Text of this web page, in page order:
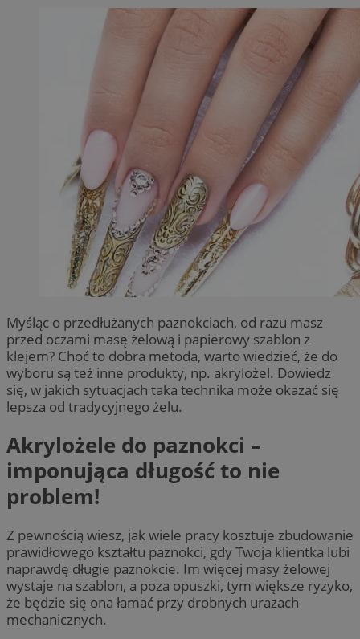
Myśląc o przedłużanych paznokciach, od razu masz
przed oczami masę żelową i papierowy szablon z
klejem? Choć to dobra metoda, warto wiedzieć, że do
wyboru są też inne produkty, np. akrylożel. Dowiedz
się, w jakich sytuacjach taka technika może okazać się
lepsza od tradycyjnego żelu.
Akrylożele do paznokci –
imponująca długość to nie
problem!
Z pewnością wiesz, jak wiele pracy kosztuje zbudowanie
prawidłowego kształtu paznokci, gdy Twoja klientka lubi
naprawdę długie paznokcie. Im więcej masy żelowej
wystaje na szablon, a poza opuszki, tym większe ryzyko,
że będzie się ona łamać przy drobnych urazach
mechanicznych.